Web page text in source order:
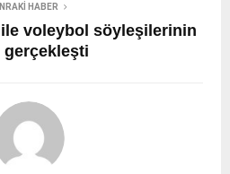
HABER
voleybol söyleşilerinin
gerçekleşti